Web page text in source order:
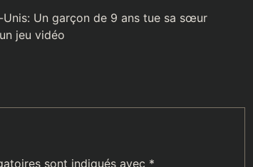
Unis: Un garçon de 9 ans tue sa sœur
jeu vidéo
sont indiqués avec *